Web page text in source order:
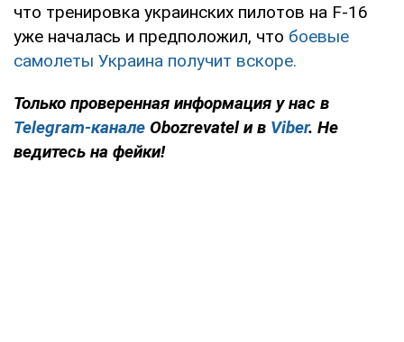
что тренировка украинских пилотов на F-16
уже началась и предположил, что боевые
самолеты Украина получит вскоре.
Только проверенная информация у нас в
Telegram-канале Obozrevatel и в Viber. Не
ведитесь на фейки!